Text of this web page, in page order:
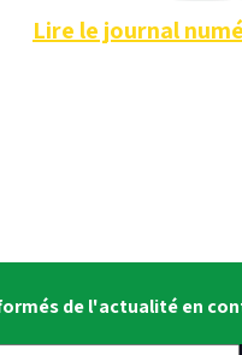
Lire le journal
de l'actualité en